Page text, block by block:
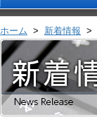
ホーム > 新着情報 >